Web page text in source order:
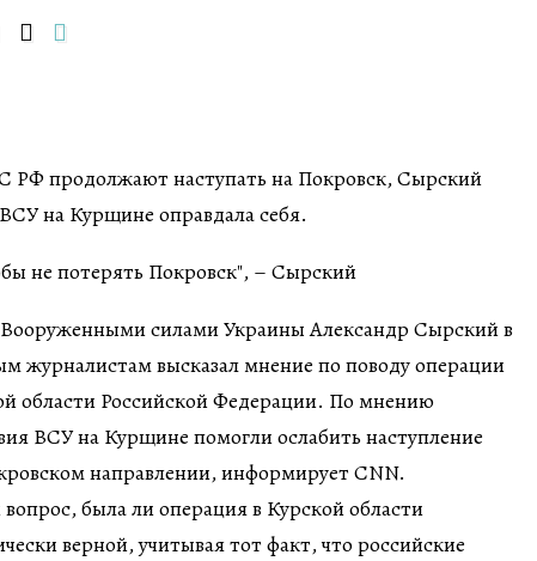
РФ продолжают наступать на Покровск, Сырский
на Курщине оправдала себя.
силами Украины Александр Сырский в
журналистам высказал мнение по поводу операции
области Российской Федерации. По мнению
ВСУ на Курщине помогли ослабить наступление
направлении, информирует CNN.
была ли операция в Курской области
верной, учитывая тот факт, что российские